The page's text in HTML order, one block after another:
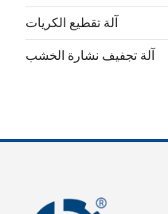
آلة تقطيع الكريات
آلة تجفيف نشارة الخشب